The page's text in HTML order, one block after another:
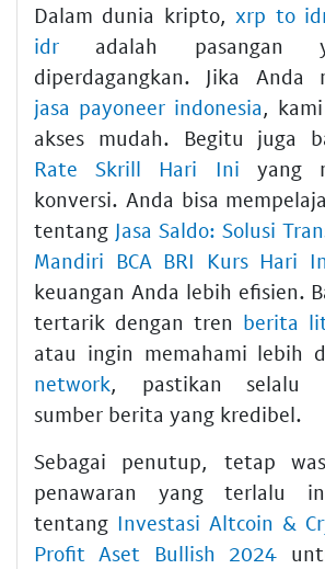
Dalam dunia kripto, xrp to
idr adalah pasangan
diperdagangkan. Jika Anda
jasa payoneer indonesia,
akses mudah. Begitu juga
Rate Skrill Hari Ini yang
konversi. Anda bisa
tentang Jasa Saldo: Solusi
Mandiri BCA BRI Kurs Hari
keuangan Anda lebih efisien.
tertarik dengan tren berita
atau ingin memahami lebih
network, pastikan selalu
sumber berita yang kredibel.
Sebagai penutup, tetap
penawaran yang terlalu
tentang Investasi Altcoin &
Profit Aset Bullish 2024